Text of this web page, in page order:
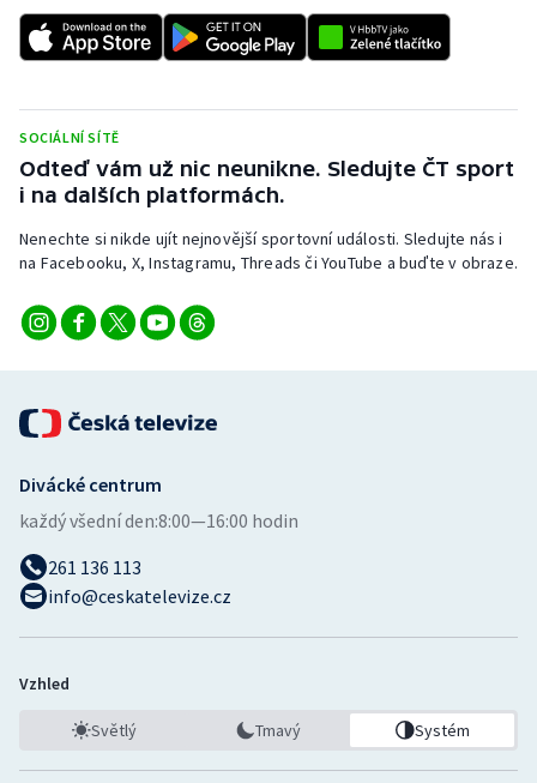
Ostatní
SOCIÁLNÍ SÍTĚ
Odteď vám už nic neunikne. Sledujte ČT sport
i na dalších platformách.
Nenechte si nikde ujít nejnovější sportovní události. Sledujte nás i
na Facebooku, X, Instagramu, Threads či YouTube a buďte v obraze.
Divácké centrum
každý všední den:8:00—16:00 hodin
261 136 113
info@ceskatelevize.cz
Vzhled
Světlý Tmavý Systém